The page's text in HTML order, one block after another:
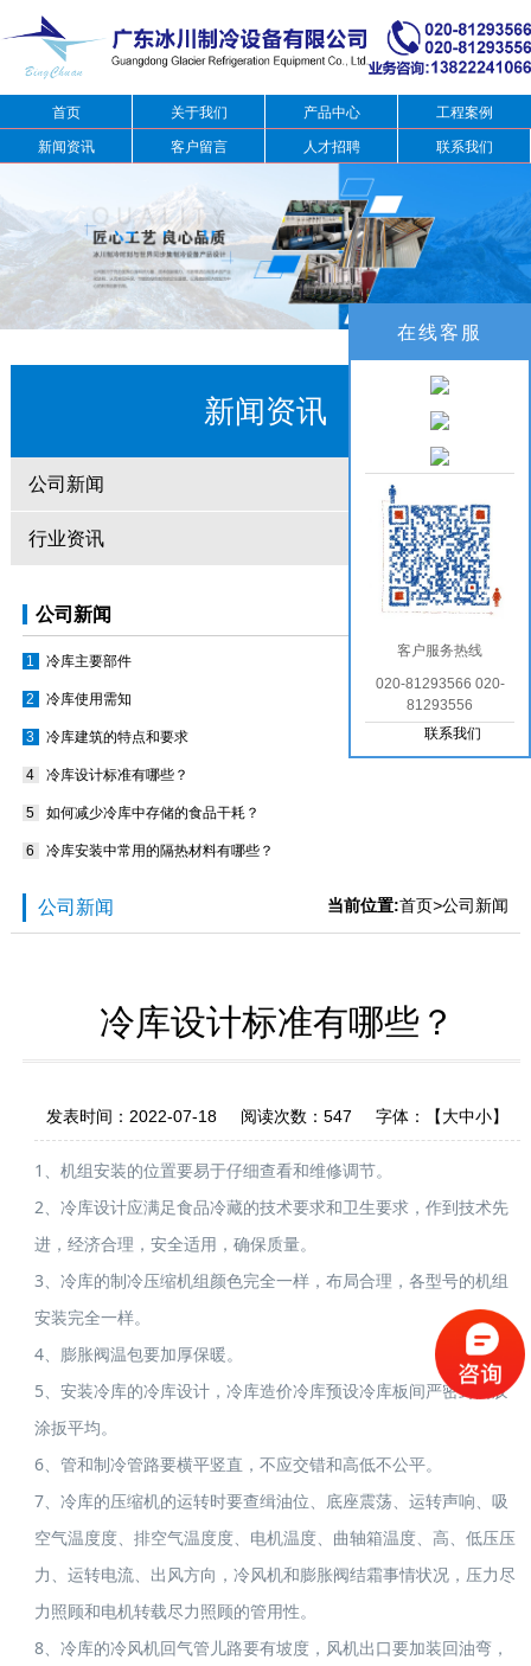
首页 关于我们 产品中心 工程案例
新闻资讯 客户留言 人才招聘 联系我们
新闻资讯
公司新闻
行业资讯
公司新闻
冷库主要部件
冷库使用需知
冷库建筑的特点和要求
冷库设计标准有哪些？
如何减少冷库中存储的食品干耗？
冷库安装中常用的隔热材料有哪些？
公司新闻 当前位置:首页>公司新闻
冷库设计标准有哪些？
发表时间： 2022-07-18阅读次数： 547 字体：【大中小】
1、机组安装的位置要易于仔细查看和维修调节。
2、冷库设计应满足食品冷藏的技术要求和卫生要求，作到技术先
进，经济合理，安全适用，确保质量。
3、冷库的制冷压缩机组颜色完全一样，布局合理，各型号的机组
安装完全一样。
4、膨胀阀温包要加厚保暖。
5、安装冷库的冷库设计，冷库造价冷库预设冷库板间严密封闭胶
涂扳平均。
6、管和制冷管路要横平竖直，不应交错和高低不公平。
7、冷库的压缩机的运转时要查缉油位、底座震荡、运转声响、吸
空气温度度、排空气温度度、电机温度、曲轴箱温度、高、低压压
力、运转电流、出风方向，冷风机和膨胀阀结霜事情状况，压力尽
力照顾和电机转载尽力照顾的管用性。
8、冷库的冷风机回气管儿路要有坡度，风机出口要加装回油弯，
在线客服
客户服务热线
020-81293566 020-
81293556
联系我们